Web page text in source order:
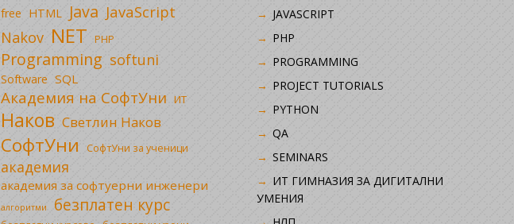
free HTML Java JavaScript
Nakov NET PHP
Programming softuni
Software SQL
Академия на СофтУни ИТ
Наков Светлин Наков
СофтУни СофтУни за ученици
академия
академия за софтуерни инженери
алгоритми безплатен курс
JAVASCRIPT
PHP
PROGRAMMING
PROJECT TUTORIALS
PYTHON
QA
SEMINARS
ИТ ГИМНАЗИЯ ЗА ДИГИТАЛНИ
УМЕНИЯ